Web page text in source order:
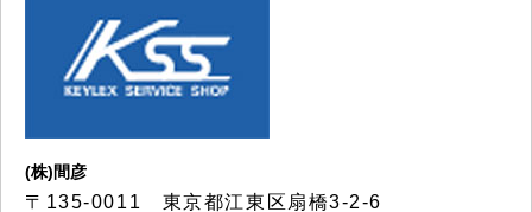
(株)間彦
〒135-0011 東京都江東区扇橋3-2-6